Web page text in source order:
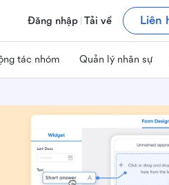
Đăng nhập Tải về Liên
tác nhóm Quản lý nhân sự